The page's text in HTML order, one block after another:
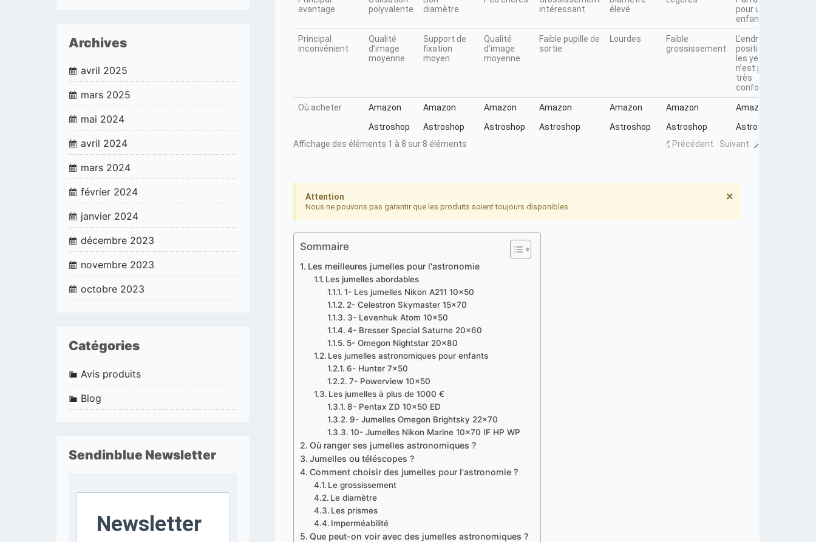
avantage
polyvalente
diamètre
intéressant
élevé
pour un
enfant
Principal
inconvénient
Qualité
d’image
moyenne
Support de
fixation
moyen
Qualité
d’image
moyenne
Faible pupille de
sortie
Lourdes
Faible
grossissement
L’endroit où
positionner
les yeux
n’est pas
très
confortable
Où acheter
Amazon
Astroshop
Amazon
Astroshop
Amazon
Astroshop
Amazon
Astroshop
Amazon
Astroshop
Amazon
Astroshop
Amazon
Astroshop
Affichage des éléments 1 à 8 sur 8 éléments Précédent Suivant
Attention
Nous ne pouvons pas garantir que les produits soient toujours disponibles.
×
Sommaire
Les meilleures jumelles pour l'astronomie
Les jumelles abordables
1- Les jumelles Nikon A211 10x50
2- Celestron Skymaster 15x70
3- Levenhuk Atom 10×50
4- Bresser Special Saturne 20×60
5- Omegon Nightstar 20×80
Les jumelles astronomiques pour enfants
6- Hunter 7x50
7- Powerview 10x50
Les jumelles à plus de 1000 €
8- Pentax ZD 10x50 ED
9- Jumelles Omegon Brightsky 22x70
10- Jumelles Nikon Marine 10x70 IF HP WP
Où ranger ses jumelles astronomiques ?
Jumelles ou téléscopes ?
Comment choisir des jumelles pour l'astronomie ?
Le grossissement
Le diamètre
Les prismes
Imperméabilité
Que peut-on voir avec des jumelles astronomiques ?
Archives
avril 2025
mars 2025
mai 2024
avril 2024
mars 2024
février 2024
janvier 2024
décembre 2023
novembre 2023
octobre 2023
Catégories
Avis produits
Blog
Sendinblue Newsletter
Newsletter